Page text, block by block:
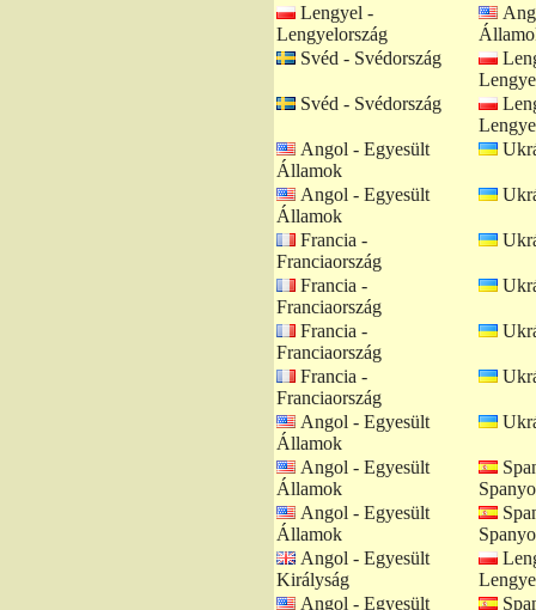
Lengyel -
Lengyelország
Svéd - Svédország
Svéd - Svédország
Angol - Egyesült
Államok
Angol - Egyesült
Államok
Francia -
Franciaország
Francia -
Franciaország
Francia -
Franciaország
Francia -
Franciaország
Angol - Egyesült
Államok
Angol - Egyesült
Államok
Angol - Egyesült
Államok
Angol - Egyesült
Királyság
Angol - Egyesült